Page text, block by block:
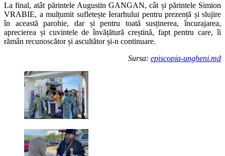
La final, atât părintele Augustin GANGAN, cât și părintele Simion
VRABIE, a mulțumit sufletește Ierarhului pentru prezență și slujire
în această parohie, dar și pentru toată susținerea, încurajarea,
aprecierea și cuvintele de învățătură creștină, fapt pentru care, îi
rămân recunoscător și ascultător și-n continuare.
Sursa: episcopia-ungheni.md